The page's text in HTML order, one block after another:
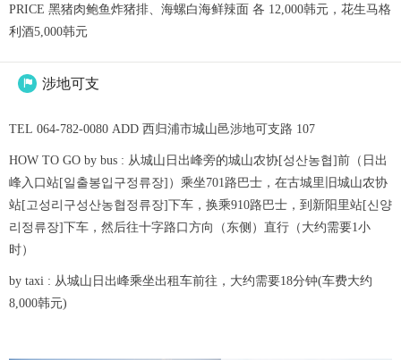
PRICE 黑猪肉鲍鱼炸猪排、海螺白海鲜辣面 各 12,000韩元，花生马格
利酒5,000韩元
 涉地可支
TEL 064-782-0080 ADD 西归浦市城山邑涉地可支路 107
HOW TO GO by bus : 从城山日出峰旁的城山农协[성산농협]前（日出
峰入口站[일출봉입구정류장]）乘坐701路巴士，在古城里旧城山农协
站[고성리구성산농협정류장]下车，换乘910路巴士，到新阳里站[신양
리정류장]下车，然后往十字路口方向（东侧）直行（大约需要1小
时）
by taxi : 从城山日出峰乘坐出租车前往，大约需要18分钟(车费大约
8,000韩元)